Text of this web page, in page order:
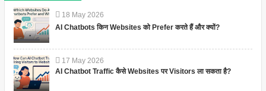
18 May 2026
AI Chatbots किन Websites को Prefer करते हैं और क्यों?
17 May 2026
AI Chatbot Traffic कैसे Websites पर Visitors ला सकता है?